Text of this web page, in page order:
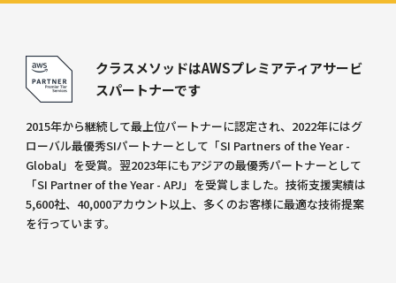
クラスメソッドはAWSプレミアティアサービ
スパートナーです
2015年から継続して最上位パートナーに認定され、2022年にはグ
ローバル最優秀SIパートナーとして「SI Partners of the Year -
Global」を受賞。翌2023年にもアジアの最優秀パートナーとして
「SI Partner of the Year - APJ」を受賞しました。技術支援実績は
5,600社、40,000アカウント以上、多くのお客様に最適な技術提案
を行っています。